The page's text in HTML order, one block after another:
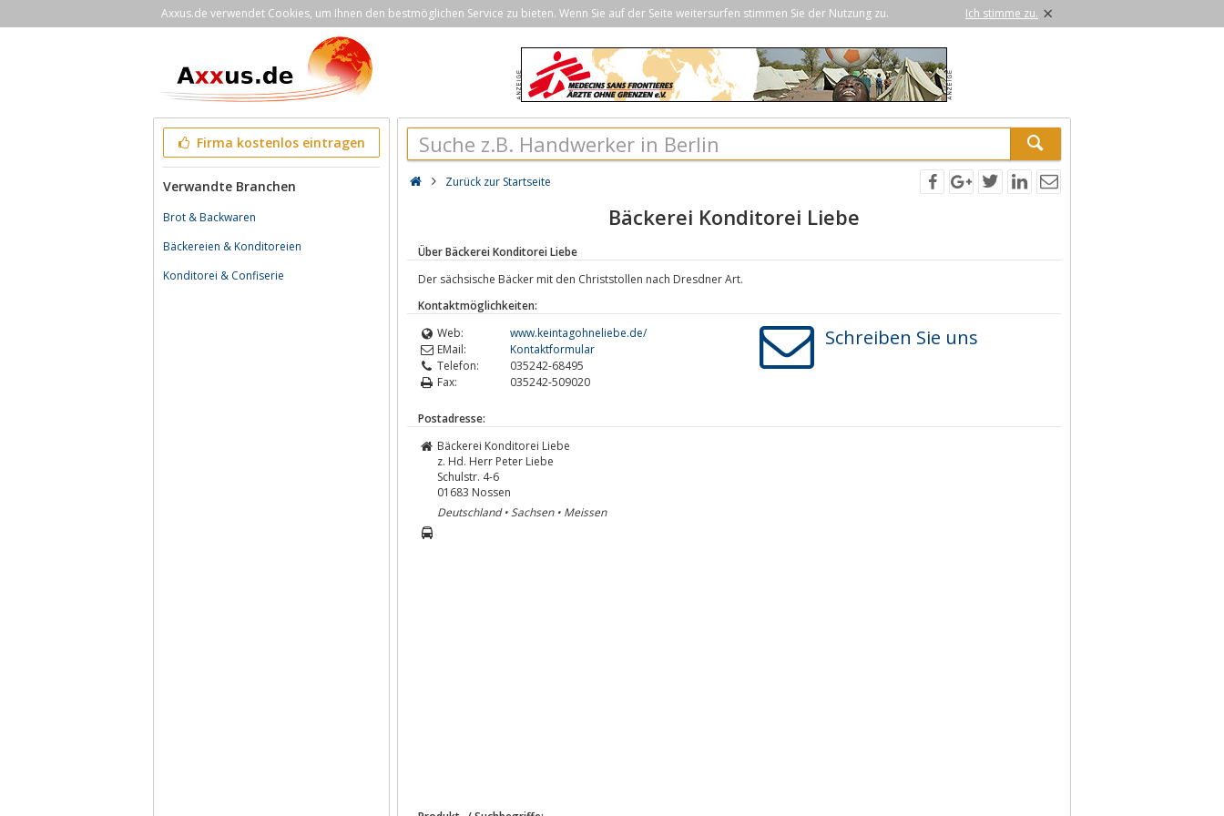
Axxus.de verwendet Cookies, um Ihnen den bestmöglichen Service zu bieten. Wenn Sie auf der Seite weitersurfen stimmen Sie der Nutzung zu. Ich stimme zu. ×
Firma kostenlos eintragen
Verwandte Branchen
Brot & Backwaren
Bäckereien & Konditoreien
Konditorei & Confiserie
Zurück zur Startseite
Bäckerei Konditorei Liebe
Über Bäckerei Konditorei Liebe
Der sächsische Bäcker mit den Christstollen nach Dresdner Art.
Kontaktmöglichkeiten:
Web:
www.keintagohneliebe.de/
EMail:
Kontaktformular
Telefon:
035242-68495
Fax:
035242-509020
Schreiben Sie uns
Postadresse:
Bäckerei Konditorei Liebe
z. Hd. Herr Peter Liebe
Schulstr. 4-6
01683 Nossen
Deutschland • Sachsen • Meissen